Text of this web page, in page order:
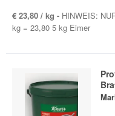
€ 23,80 / kg - HINWEIS:
kg = 23,80 5 kg Eimer